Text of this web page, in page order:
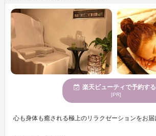
楽天ビューティで予約する
[PR]